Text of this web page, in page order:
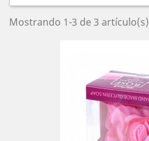
Mostrando 1-3 de 3 artículo(s)